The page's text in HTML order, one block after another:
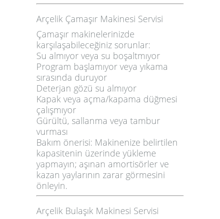
Arçelik Çamaşır Makinesi Servisi
Çamaşır makinelerinizde
karşılaşabileceğiniz sorunlar:
Su almıyor veya su boşaltmıyor
Program başlamıyor veya yıkama
sırasında duruyor
Deterjan gözü su almıyor
Kapak veya açma/kapama düğmesi
çalışmıyor
Gürültü, sallanma veya tambur
vurması
Bakım önerisi: Makinenize belirtilen
kapasitenin üzerinde yükleme
yapmayın; aşınan amortisörler ve
kazan yaylarının zarar görmesini
önleyin.
Arçelik Bulaşık Makinesi Servisi